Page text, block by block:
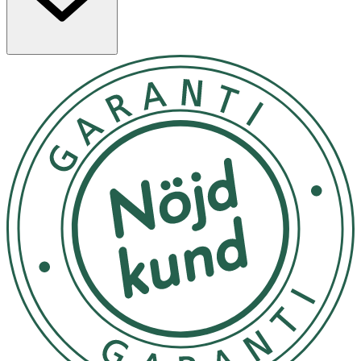
absorption av näringsämnen.
· Innehåller ceramider, hyaluronsyra och
fermenterade extrakt
· Återfuktar och lugnar känslig hud
· Kan bidra till hudens lyster och elasticitet
· Passar som intensiv behandling vid behov
Användning
· Applicera på rengjord hud.
· Låt verka i minst 3–4 timmar eller tills masken blivit
genomskinlig.
· Avlägsna försiktigt och massera in kvarvarande
essens